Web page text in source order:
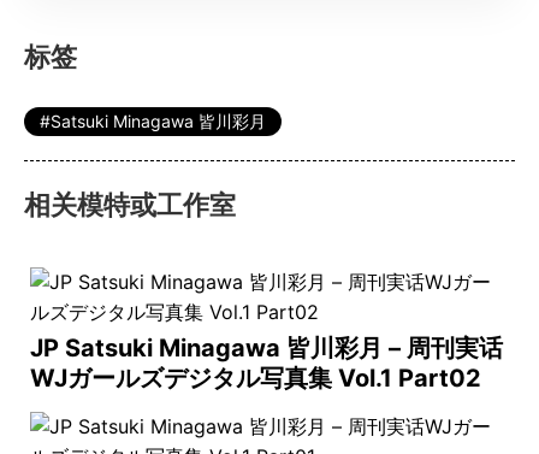
标签
Satsuki Minagawa 皆川彩月
相关模特或工作室
JP Satsuki Minagawa 皆川彩月 – 周刊実话
WJガールズデジタル写真集 Vol.1 Part02